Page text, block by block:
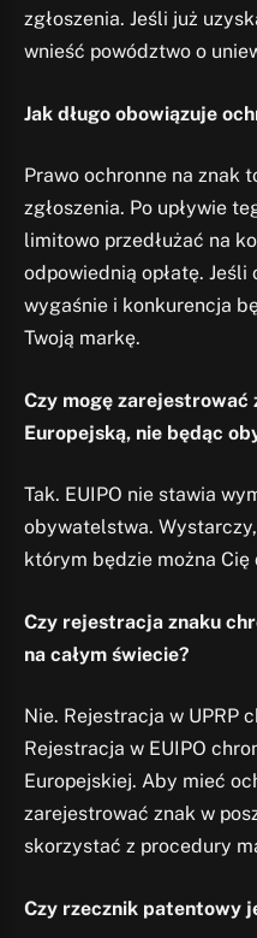
zgłoszenia. Jeśli już
wnieść powództwo o
Jak długo obowiązuje
Prawo ochronne na znak
zgłoszenia. Po upływie
limitowo przedłużać na
odpowiednią opłatę.
wygaśnie i konkurencja
Twoją markę.
Czy mogę zarejestrować
Europejską, nie będąc
Tak. EUIPO nie stawia
obywatelstwa.
którym będzie można
Czy rejestracja znaku
na całym świecie?
Nie. Rejestracja w UPRP
Rejestracja w EUIPO
Europejskiej. Aby mieć
zarejestrować znak w
skorzystać z procedury
Czy rzecznik patentowy